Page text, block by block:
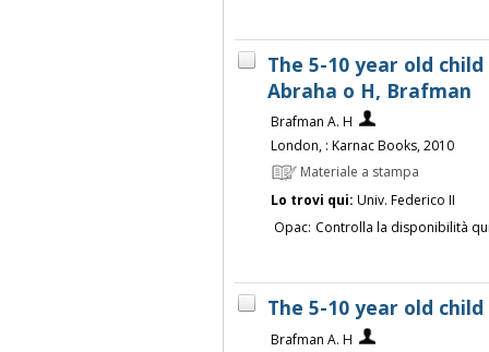
The 5-10 year old
Abraha o H, Brafman
Brafman A. H
London, : Karnac Books, 2010
Materiale a stampa
Lo trovi qui: Univ. Federico II
Opac: Controlla la disponibilità
The 5-10 year old
Brafman A. H